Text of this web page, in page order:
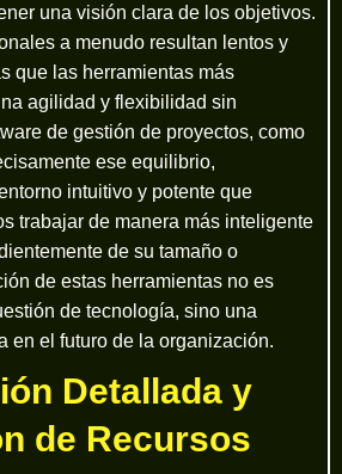
una visión clara de los objetivos.
a menudo resultan lentos y
que las herramientas más
agilidad y flexibilidad sin
de gestión de proyectos, como
ese equilibrio,
intuitivo y potente que
trabajar de manera más inteligente
de su tamaño o
de estas herramientas no es
de tecnología, sino una
en el futuro de la organización.
Detallada y
de Recursos